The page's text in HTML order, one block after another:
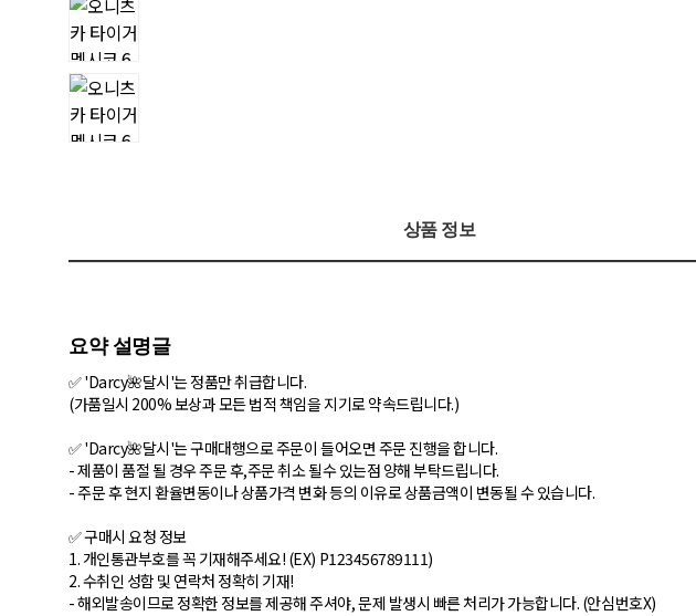
상품 정보
요약 설명글
✅ 'Darcy🌺달시'는 정품만 취급합니다.
(가품일시 200% 보상과 모든 법적 책임을 지기로 약속드립니다.)
✅ 'Darcy🌺달시'는 구매대행으로 주문이 들어오면 주문 진행을 합니다.
- 제품이 품절 될 경우 주문 후,주문 취소 될수 있는점 양해 부탁드립니다.
- 주문 후 현지 환율변동이나 상품가격 변화 등의 이유로 상품금액이 변동될 수 있습니다.
✅ 구매시 요청 정보
1. 개인통관부호를 꼭 기재해주세요! (EX) P123456789111)
2. 수취인 성함 및 연락처 정확히 기재!
- 해외발송이므로 정확한 정보를 제공해 주셔야, 문제 발생시 빠른 처리가 가능합니다. (안심번호X)